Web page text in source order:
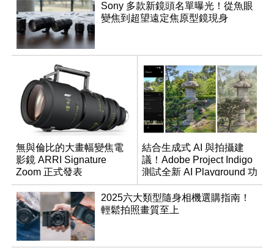
Sony 多款新鏡頭名單曝光！從魚眼
變焦到超望遠定焦原型鏡現身
無與倫比的大畫幅變焦電
影鏡 ARRI Signature
Zoom 正式發表
結合生成式 AI 與拍攝建
議！Adobe Project Indigo
測試全新 AI Playground 功
能
2025六大類型隨身相機選購指南！
輕鬆拍照畫質至上